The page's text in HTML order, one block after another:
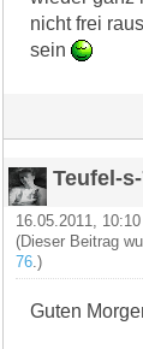
nicht frei
sein
Teufel-
16.05.2011, 10:10
(Dieser Beitrag
76 .)
Guten